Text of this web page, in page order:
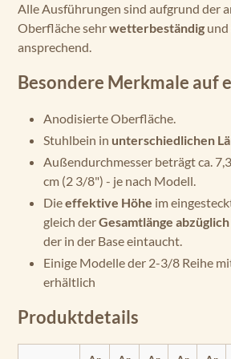
Alle Ausführungen sind aufgrund der
Oberfläche sehrwetterbeständig
ansprechend.
Besondere Merkmale auf
Anodisierte Oberfläche.
Stuhlbein in unterschiedlichen
Außendurchmesser beträgt ca.
cm (2 3/8") - je nach Modell.
Dieeffektive Höhe im
gleich derGesamtlänge
der in der Base eintaucht.
Einige Modelle der 2-3/8 Reihe
erhältlich
Produktdetails